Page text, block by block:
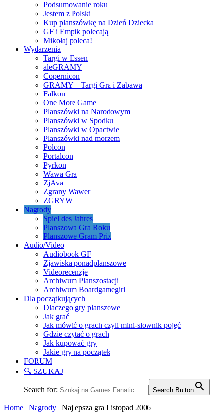
Podsumowanie roku
Jestem z Polski
Kup planszówkę na Dzień Dziecka
GF i Empik polecają
Mikołaj poleca!
Wydarzenia
Targi w Essen
aleGRAMY
Copernicon
GRAMY – Targi Gra i Zabawa
Falkon
One More Game
Planszówki na Narodowym
Planszówki w Spodku
Planszówki w Opactwie
Planszówki nad morzem
Polcon
Portalcon
Pyrkon
Wawa Gra
ZjAva
Zgrany Wawer
ZGRYW
Nagrody
Spiel des Jahres
Planszowa Gra Roku
Planszowe Gram Prix
Audio/Video
Audiobook GF
Zjawiska ponadplanszowe
Videorecenzje
Archiwum Planszostacji
Archiwum Boardgamegirl
Dla początkujących
Dlaczego gry planszowe
Jak grać
Jak mówić o grach czyli mini-słownik pojęć
Gdzie czytać o grach
Jak kupować gry
Jakie gry na początek
FORUM
🔍 SZUKAJ
Search for: Search Button
Home | Nagrody | Najlepsza gra Listopad 2006